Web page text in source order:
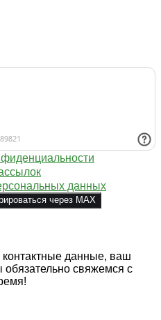
данных
через MAX
данные, ваш
свяжемся с